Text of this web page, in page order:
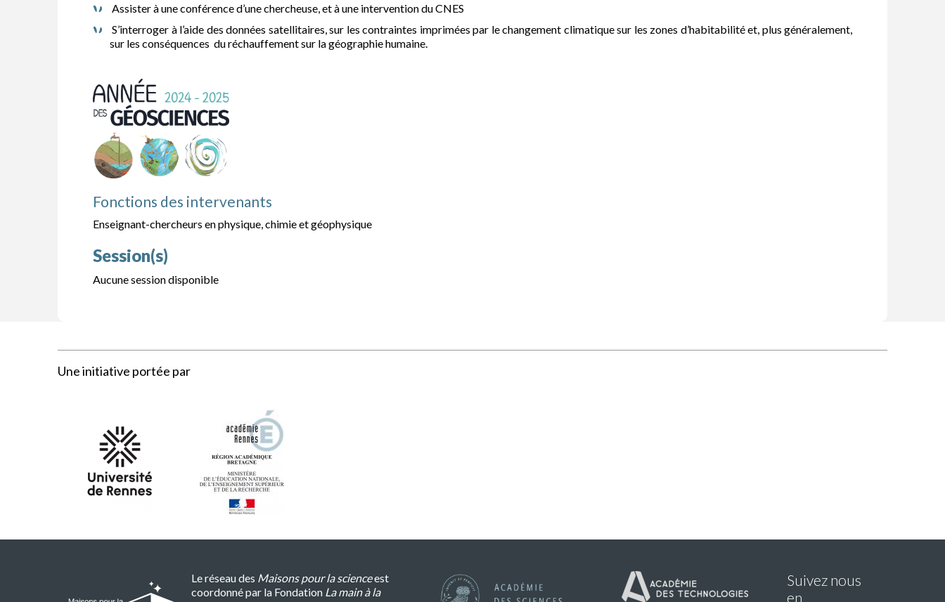
Assister à une conférence d’une chercheuse, et à une intervention du CNES
S’interroger à l’aide des données satellitaires, sur les contraintes imprimées par le changement climatique sur les zones d’habitabilité et, plus généralement,
sur les conséquences du réchauffement sur la géographie humaine.
Fonctions des intervenants
Enseignant-chercheurs en physique, chimie et géophysique
Session(s)
Aucune session disponible
Une initiative portée par
Le réseau des Maisons pour la scienceest
coordonné par la Fondation La main à la
Suivez nous
en